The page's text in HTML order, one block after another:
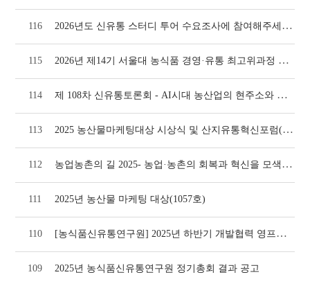
116 2026년도 신유통 스터디 투어 수요조사에 참여해주세요!(1074호)
115 2026년 제14기 서울대 농식품 경영·유통 최고위과정 모집 안내(1073호)
114 제 108차 신유통토론회 - AI시대 농산업의 현주소와 미래 대응방안(1064호)
113 2025 농산물마케팅대상 시상식 및 산지유통혁신포럼(1064호)
112 농업농촌의 길 2025- 농업·농촌의 회복과 혁신을 모색하자(1058호)
111 2025년 농산물 마케팅 대상(1057호)
110 [농식품신유통연구원] 2025년 하반기 개발협력 영프로페셔널(YP) 모집
109 2025년 농식품신유통연구원 정기총회 결과 공고